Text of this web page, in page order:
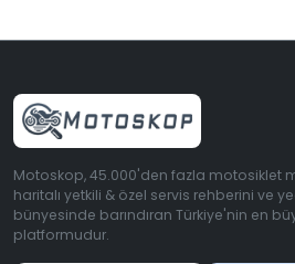
Motoskop, 45.000'den fazla motosiklet
haritalı yetkili & özel servis rehberini ve
bünyesinde barındıran Türkiye'nin en
platformudur.